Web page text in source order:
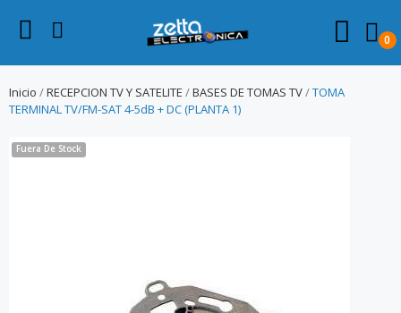
0
Inicio RECEPCION TV Y SATELITE BASES DE TOMAS TV
TOMA
TERMINAL TV/FM-SAT 4-5dB + DC (PLANTA 1)
Fuera De Stock